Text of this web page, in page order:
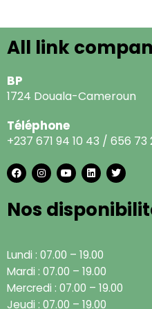
All link
BP
1724 Douala-Cameroun
Téléphone
+237 671 94 10 43 / 656 73
F
a
c
b
o
I
n
s
a
g
Y
o
u
u
b
L
i
n
e
d
T
w
i
t
e
Nos
Lundi : 07.00 – 19.00
Mardi : 07.00 – 19.00
Mercredi : 07.00 – 19.00
Jeudi : 07.00 – 19.00